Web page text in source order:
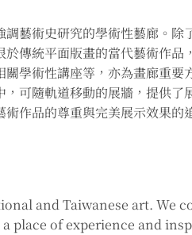
藝術史研究的學術性藝廊。除
傳統平面版畫的當代藝術作品
學術性講座等，亦為畫廊重要
可隨軌道移動的展牆，提供了
作品的尊重與完美展示效果的
and Taiwanese art. We
place of experience and